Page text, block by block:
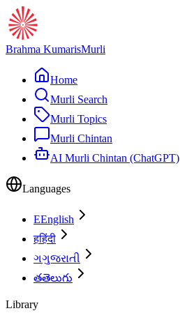
Brahma KumarisMurli
Home
Murli Search
Murli Topics
Murli Chintan
AI Murli Chintan (ChatGPT)
Languages
EEnglish
हहिंदी
ગગુજરાતી
తతెలుగు
Library